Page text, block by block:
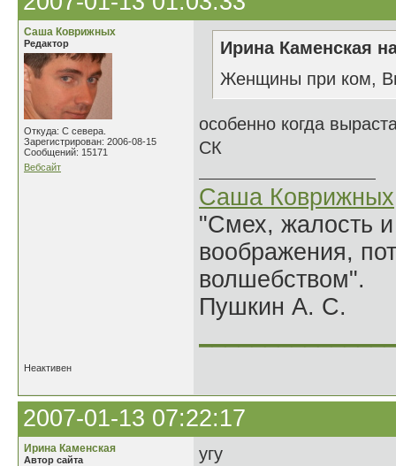
Саша Коврижных
Редактор
Откуда: С севера.
Зарегистрирован: 2006-08-15
Сообщений: 15171
Вебсайт
Ирина Каменская
Женщины при ком,
особенно когда
СК
Саша Коврижных
"Смех, жалость
воображения,
волшебством".
Пушкин А. С.
Неактивен
2007-01-13 07:22:17
Ирина Каменская
Автор сайта
угу